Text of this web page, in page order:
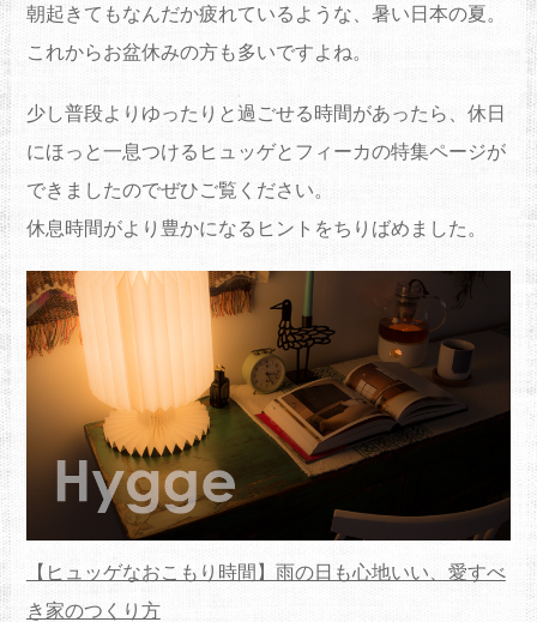
朝起きてもなんだか疲れているような、暑い日本の夏。
これからお盆休みの方も多いですよね。
少し普段よりゆったりと過ごせる時間があったら、休日
にほっと一息つけるヒュッゲとフィーカの特集ページが
できましたのでぜひご覧ください。
休息時間がより豊かになるヒントをちりばめました。
【ヒュッゲなおこもり時間】雨の日も心地いい、愛すべ
き家のつくり方